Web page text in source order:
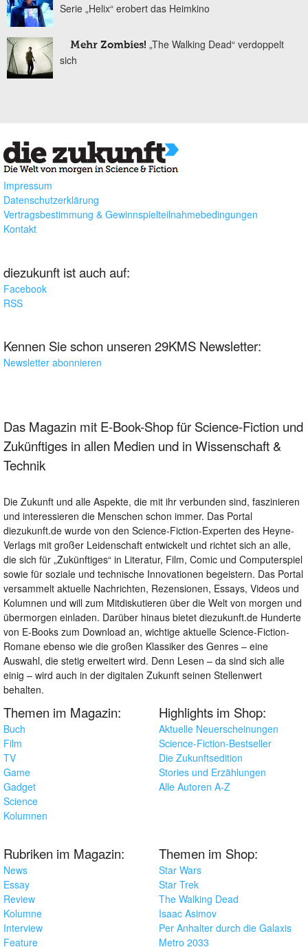
Serie „Helix“ erobert das Heimkino
Mehr Zombies! „The Walking Dead“ verdoppelt
sich
Impressum
Datenschutzerklärung
Vertragsbestimmung & Gewinnspielteilnahmebedingungen
Kontakt
diezukunft ist auch auf:
Facebook
RSS
Kennen Sie schon unseren 29KMS Newsletter:
Newsletter abonnieren
Das Magazin mit E-Book-Shop für Science-Fiction und
Zukünftiges in allen Medien und in Wissenschaft &
Technik
Die Zukunft und alle Aspekte, die mit ihr verbunden sind, faszinieren
und interessieren die Menschen schon immer. Das Portal
diezukunft.de wurde von den Science-Fiction-Experten des Heyne-
Verlags mit großer Leidenschaft entwickelt und richtet sich an alle,
die sich für „Zukünftiges“ in Literatur, Film, Comic und Computerspiel
sowie für soziale und technische Innovationen begeistern. Das Portal
versammelt aktuelle Nachrichten, Rezensionen, Essays, Videos und
Kolumnen und will zum Mitdiskutieren über die Welt von morgen und
übermorgen einladen. Darüber hinaus bietet diezukunft.de Hunderte
von E-Books zum Download an, wichtige aktuelle Science-Fiction-
Romane ebenso wie die großen Klassiker des Genres – eine
Auswahl, die stetig erweitert wird. Denn Lesen – da sind sich alle
einig – wird auch in der digitalen Zukunft seinen Stellenwert
behalten.
Themen im Magazin:
Buch
Film
TV
Game
Gadget
Science
Kolumnen
Highlights im Shop:
Aktuelle Neuerscheinungen
Science-Fiction-Bestseller
Die Zukunftsedition
Stories und Erzählungen
Alle Autoren A-Z
Rubriken im Magazin:
News
Essay
Review
Kolumne
Interview
Feature
Themen im Shop:
Star Wars
Star Trek
The Walking Dead
Isaac Asimov
Per Anhalter durch die Galaxis
Metro 2033